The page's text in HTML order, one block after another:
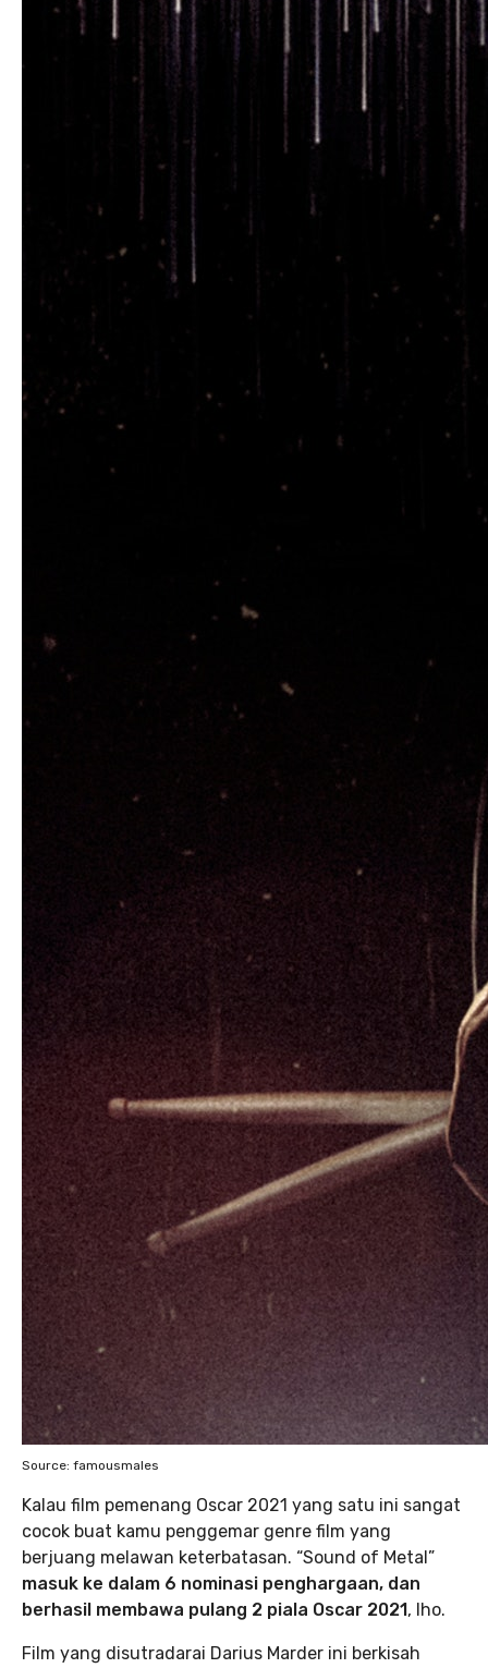
Source: famousmales
Kalau film pemenang Oscar 2021 yang satu ini sangat
cocok buat kamu penggemar genre film yang
berjuang melawan keterbatasan. “Sound of Metal”
masuk ke dalam 6 nominasi penghargaan, dan
berhasil membawa pulang 2 piala Oscar 2021, lho.
Film yang disutradarai Darius Marder ini berkisah